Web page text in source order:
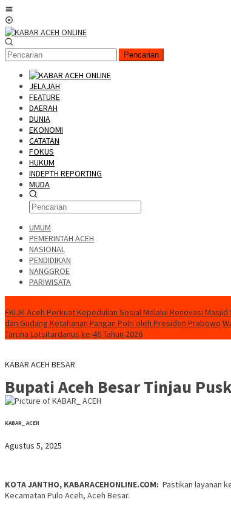
Pencarian
JELAJAH
FEATURE
DAERAH
DUNIA
EKONOMI
CATATAN
FOKUS
HUKUM
INDEPTH REPORTING
MUDA
UMUM
PEMERINTAH ACEH
NASIONAL
PENDIDIKAN
NANGGROE
PARIWISATA
FKIJK Aceh Perkuat Kepedulian Sosial Melalui Renovasi Masjid
dan Gudang Ketahanan Pangan Polri oleh Presiden Prabowo
Taruna Latsitardanus ke-46 Tahun 2026
KABAR ACEH BESAR
Bupati Aceh Besar Tinjau
KABAR_ ACEH
Agustus 5, 2025
KOTA JANTHO, KABARACEHONLINE.COM: Pastikan layanan
Kecamatan Pulo Aceh, Aceh Besar.